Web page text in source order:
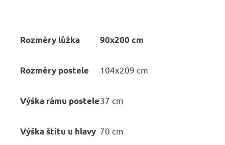
Rozměry lůžka 90x200 cm
Rozměry postele 104x209 cm
Výška rámu postele37 cm
Výška štítu u hlavy 70 cm